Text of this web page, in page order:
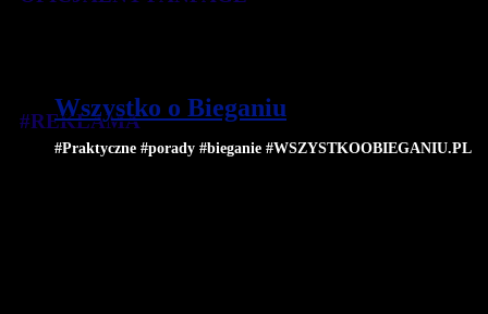
Wszystko o Bieganiu
#Praktyczne #porady #bieganie #WSZYSTKOOBIEGANIU.PL
#REKLAMA